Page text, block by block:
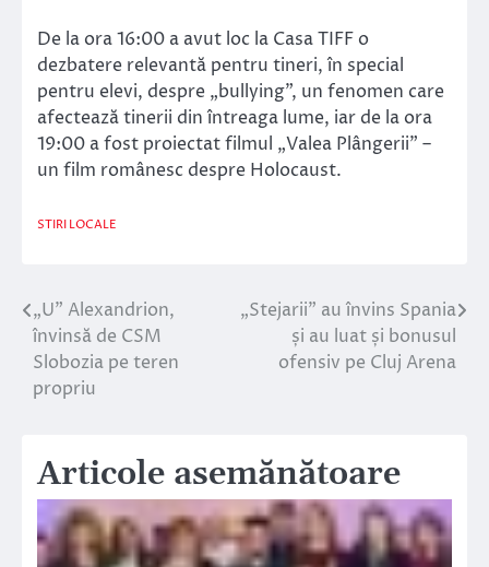
De la ora 16:00 a avut loc la Casa TIFF o
dezbatere relevantă pentru tineri, în special
pentru elevi, despre „bullying”, un fenomen care
afectează tinerii din întreaga lume, iar de la ora
19:00 a fost proiectat filmul „Valea Plângerii” –
un film românesc despre Holocaust.
STIRI LOCALE
Navigare
în
articole
„U” Alexandrion,
învinsă de CSM
Slobozia pe teren
propriu
„Stejarii” au învins Spania
și au luat și bonusul
ofensiv pe Cluj Arena
Articole asemănătoare